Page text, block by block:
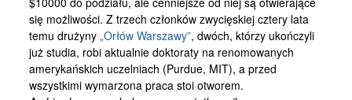
się możliwości. Z trzech członków zwycięskiej cztery lata
temu drużyny „Orłów Warszawy”, dwóch, którzy ukończyli
już studia, robi aktualnie doktoraty na renomowanych
amerykańskich uczelniach (Purdue, MIT), a przed
wszystkimi wymarzona praca stoi otworem.